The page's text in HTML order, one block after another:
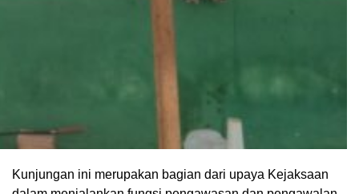
Kunjungan ini merupakan bagian dari upaya Kejaksaan